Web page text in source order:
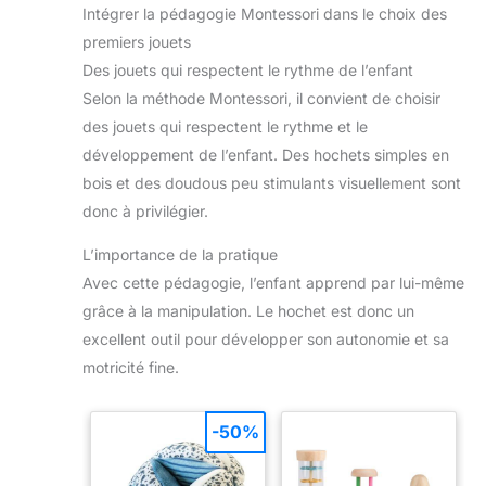
pour un temps calme, un
jeu sur le tapis ou pour
pièces est le compagnon
cadeau de naissance
thoughtful et utile qui
soutient le développement
sensoriel et moteur des
bébés de 0 à 9 mois.
Offrez cette peluche pour fêter une naissance avec
Intégrer la pédagogie Montessori dans le choix des
premiers jouets
Des jouets qui respectent le rythme de l’enfant
Selon la méthode Montessori, il convient de choisir
des jouets qui respectent le rythme et le
développement de l’enfant. Des hochets simples en
bois et des doudous peu stimulants visuellement sont
donc à privilégier.
L’importance de la pratique
Avec cette pédagogie, l’enfant apprend par lui-même
grâce à la manipulation. Le hochet est donc un
excellent outil pour développer son autonomie et sa
motricité fine.
-50%